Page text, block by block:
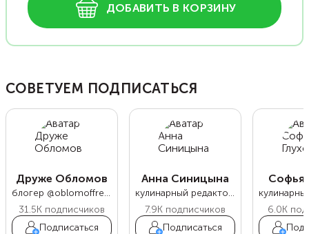
ДОБАВИТЬ В КОРЗИНУ
СОВЕТУЕМ ПОДПИСАТЬСЯ
Друже Обломов
блогер @oblomoffrecipe
31.5K подписчиков
Подписаться
Анна Синицына
кулинарный редактор Food.ru
7.9K подписчиков
Подписаться
Софья
6.0K